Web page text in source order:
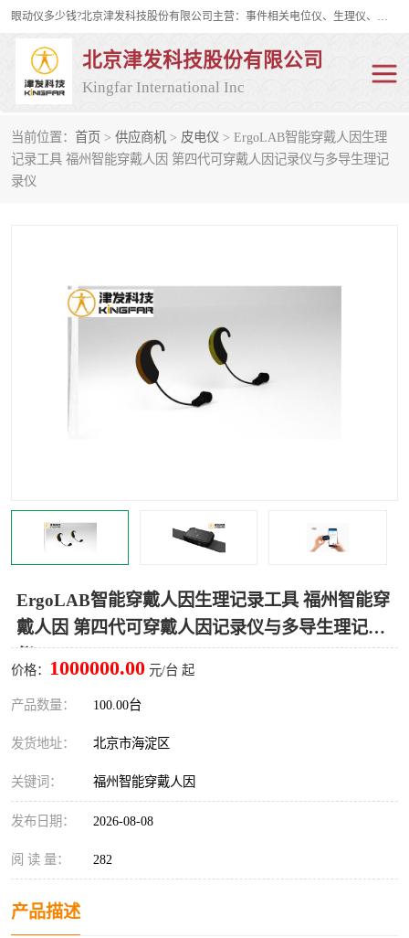
眼动仪多少钱?北京津发科技股份有限公司主营：事件相关电位仪、生理仪、肌电仪、脑电仪、皮电仪、眼动仪；是国家级高新技术企业、科技部认定的科技型中小企业和中关村高新技术企业，具备保密资格，具备自主进出口经营权；自主研发技术、产品与服务荣获多项省部级科学技术奖励、国家发明专利、国家软件著作权和省部级新技术新产品（服务）认证。
北京津发科技股份有限公司
Kingfar International Inc
当前位置： 首页 > 供应商机 > 皮电仪 > ErgoLAB智能穿戴人因生理
记录工具 福州智能穿戴人因 第四代可穿戴人因记录仪与多导生理记
录仪
ErgoLAB智能穿戴人因生理记录工具 福州智能穿
戴人因 第四代可穿戴人因记录仪与多导生理记录
价格： 1000000.00 元/台 起
产品数量： 100.00台
发货地址： 北京市海淀区
关键词： 福州智能穿戴人因
发布日期： 2026-08-08
阅 读 量： 282
产品描述
皮电仪 脑电仪
行为观察与表情分析
人机交互实验室
神经营销与消费行为实验 车俩与驾驶模拟
人机环境同步云平台